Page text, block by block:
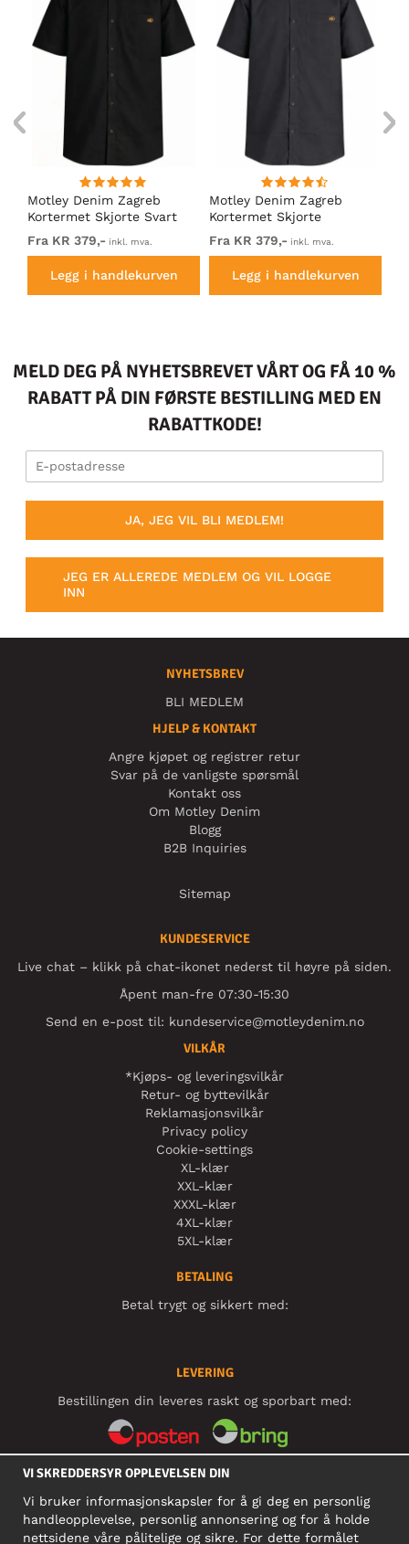
Motley Denim Zagreb
Kortermet Skjorte Svart
Fra KR 379,- inkl. mva.
Legg i handlekurven
Motley Denim Zagreb
Kortermet Skjorte
Mørkegrå
Fra KR 379,- inkl. mva.
Legg i handlekurven
MELD DEG PÅ NYHETSBREVET VÅRT OG FÅ 10 %
RABATT PÅ DIN FØRSTE BESTILLING MED EN
RABATTKODE!
JA, JEG VIL BLI MEDLEM!
JEG ER ALLEREDE MEDLEM OG VIL LOGGE
INN
NYHETSBREV
BLI MEDLEM
HJELP & KONTAKT
Angre kjøpet og registrer retur
Svar på de vanligste spørsmål
Kontakt oss
Om Motley Denim
Blogg
B2B Inquiries
Sitemap
KUNDESERVICE
Live chat – klikk på chat-ikonet nederst til høyre på siden.
Åpent man-fre 07:30-15:30
Send en e-post til: kundeservice@motleydenim.no
VILKÅR
*Kjøps- og leveringsvilkår
Retur- og byttevilkår
Reklamasjonsvilkår
Privacy policy
Cookie-settings
XL-klær
XXL-klær
XXXL-klær
4XL-klær
5XL-klær
BETALING
Betal trygt og sikkert med:
LEVERING
Bestillingen din leveres raskt og sporbart med:
SOSIALE MEDIER
VI SKREDDERSYR OPPLEVELSEN DIN
Vi bruker informasjonskapsler for å gi deg en personlig
handleopplevelse, personlig annonsering og for å holde
nettsidene våre pålitelige og sikre. For dette formålet